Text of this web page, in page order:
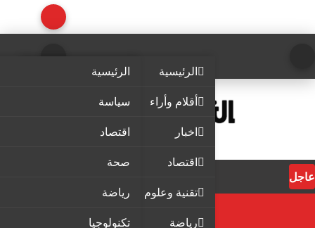
الرئيسية
أقلام وأراء
اخبار
اقتصاد
تقنية وعلوم
رياضة
الرئيسية
سياسة
اقتصاد
صحة
رياضة
تكنولوجيا
عاجل